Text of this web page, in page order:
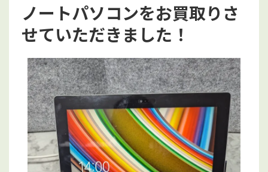
ノートパソコンをお買取りさ
せていただきました！